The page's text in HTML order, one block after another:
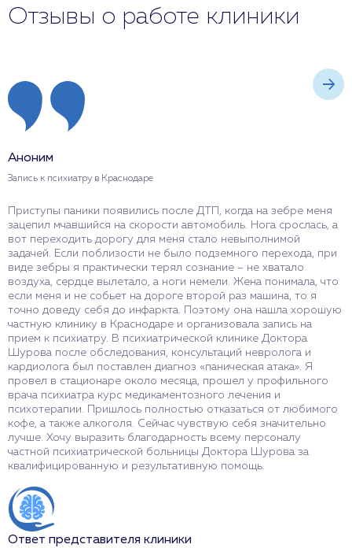
Отзывы о работе клиники
Аноним
Запись к психиатру в Краснодаре
Приступы паники появились после ДТП, когда на зебре меня
зацепил мчавшийся на скорости автомобиль. Нога срослась, а
вот переходить дорогу для меня стало невыполнимой
задачей. Если поблизости не было подземного перехода, при
виде зебры я практически терял сознание – не хватало
воздуха, сердце вылетало, а ноги немели. Жена понимала, что
если меня и не собьет на дороге второй раз машина, то я
точно доведу себя до инфаркта. Поэтому она нашла хорошую
частную клинику в Краснодаре и организовала запись на
прием к психиатру. В психиатрической клинике Доктора
Шурова после обследования, консультаций невролога и
кардиолога был поставлен диагноз «паническая атака». Я
провел в стационаре около месяца, прошел у профильного
врача психиатра курс медикаментозного лечения и
психотерапии. Пришлось полностью отказаться от любимого
кофе, а также алкоголя. Сейчас чувствую себя значительно
лучше. Хочу выразить благодарность всему персоналу
частной психиатрической больницы Доктора Шурова за
квалифицированную и результативную помощь.
Ответ представителя клиники